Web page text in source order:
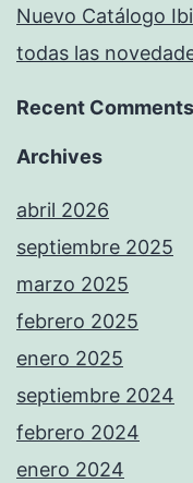
Nuevo Catálogo
todas las
Recent Comments
Archives
abril 2026
septiembre 2025
marzo 2025
febrero 2025
enero 2025
septiembre 2024
febrero 2024
enero 2024